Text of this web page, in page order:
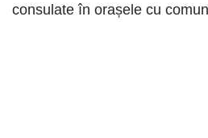
consulate în orașele cu